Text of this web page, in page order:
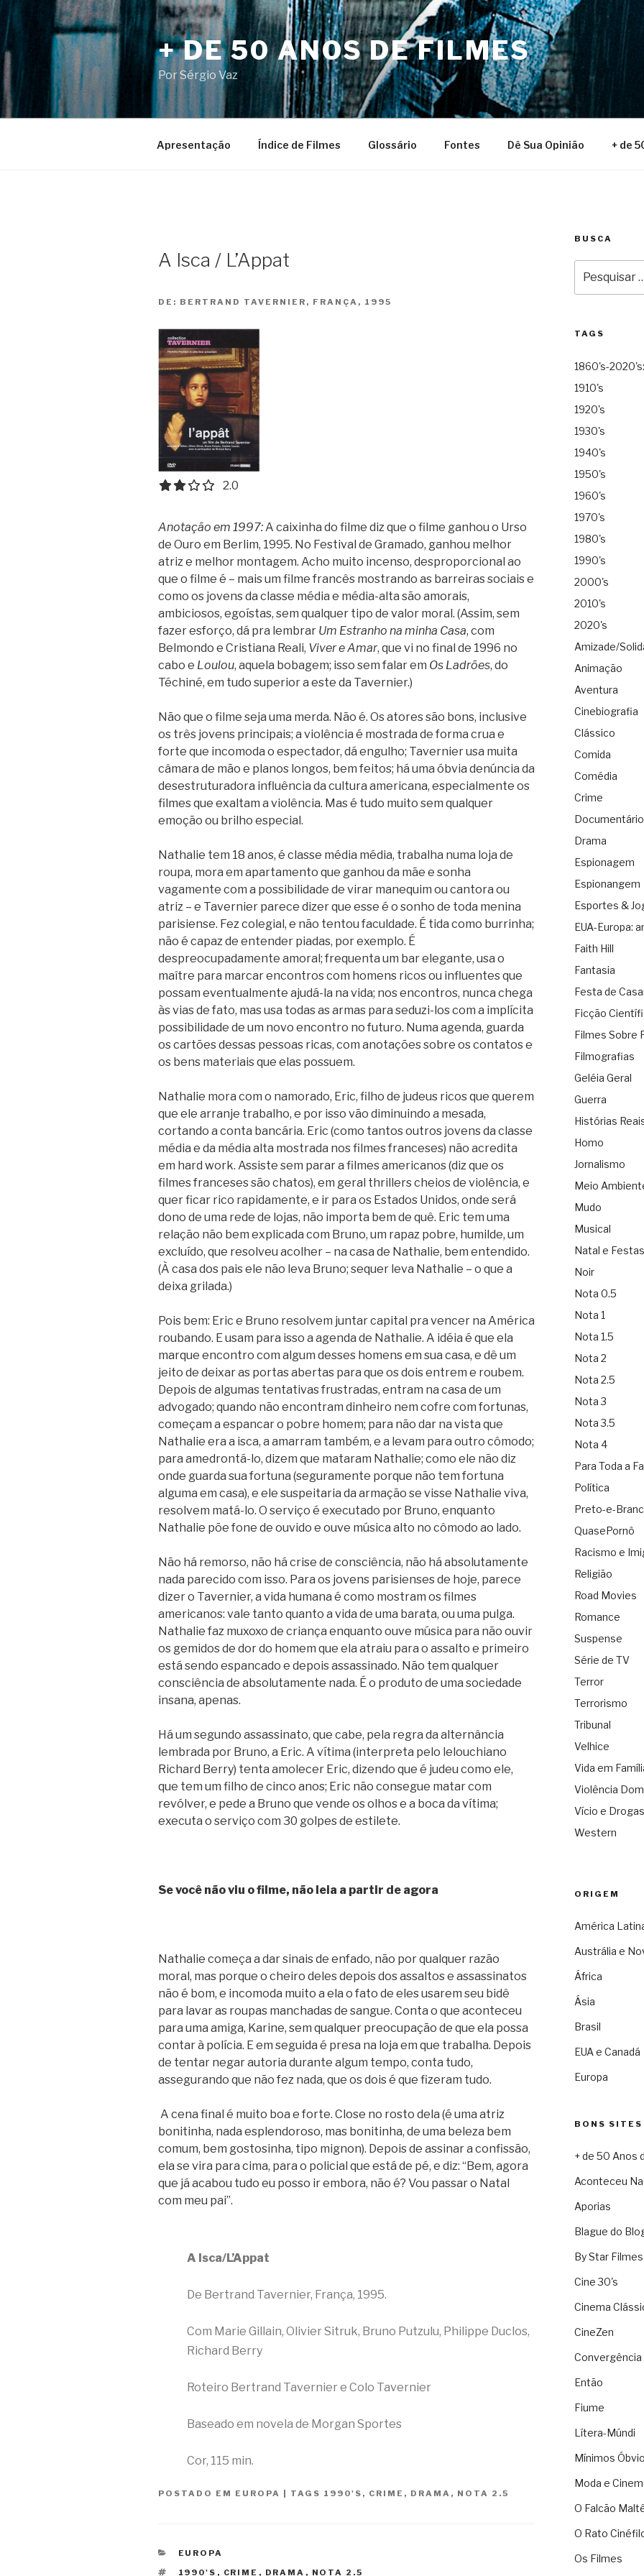
para
o
conteúdo
+ DE 50 ANOS DE FILMES
Por Sérgio Vaz
Apresentação Índice de Filmes Glossário Fontes Dê Sua Opinião + de
A Isca / L’Appat
DE: BERTRAND TAVERNIER, FRANÇA, 1995
2.0 out of 5.0 stars
2.0
Anotação em 1997: A caixinha do filme diz que o filme ganhou o Urso
de Ouro em Berlim, 1995. No Festival de Gramado, ganhou melhor
atriz e melhor montagem. Acho muito incenso, desproporcional ao
que o filme é – mais um filme francês mostrando as barreiras sociais e
como os jovens da classe média e média-alta são amorais,
ambiciosos, egoístas, sem qualquer tipo de valor moral. (Assim, sem
fazer esforço, dá pra lembrar Um Estranho na minha Casa, com
Belmondo e Cristiana Reali, Viver e Amar, que vi no final de 1996 no
cabo e Loulou, aquela bobagem; isso sem falar em Os Ladrões, do
Téchiné, em tudo superior a este da Tavernier.)
Não que o filme seja uma merda. Não é. Os atores são bons, inclusive
os três jovens principais; a violência é mostrada de forma crua e
forte que incomoda o espectador, dá engulho; Tavernier usa muita
câmara de mão e planos longos, bem feitos; há uma óbvia denúncia da
desestruturadora influência da cultura americana, especialmente os
filmes que exaltam a violência. Mas é tudo muito sem qualquer
emoção ou brilho especial.
Nathalie tem 18 anos, é classe média média, trabalha numa loja de
roupa, mora em apartamento que ganhou da mãe e sonha
vagamente com a possibilidade de virar manequim ou cantora ou
atriz – e Tavernier parece dizer que esse é o sonho de toda menina
parisiense. Fez colegial, e não tentou faculdade. É tida como burrinha;
não é capaz de entender piadas, por exemplo. É
despreocupadamente amoral; frequenta um bar elegante, usa o
maître para marcar encontros com homens ricos ou influentes que
possam eventualmente ajudá-la na vida; nos encontros, nunca chega
às vias de fato, mas usa todas as armas para seduzi-los com a implícita
possibilidade de um novo encontro no futuro. Numa agenda, guarda
os cartões dessas pessoas ricas, com anotações sobre os contatos e
os bens materiais que elas possuem.
Nathalie mora com o namorado, Eric, filho de judeus ricos que querem
que ele arranje trabalho, e por isso vão diminuindo a mesada,
cortando a conta bancária. Eric (como tantos outros jovens da classe
média e da média alta mostrada nos filmes franceses) não acredita
em hard work. Assiste sem parar a filmes americanos (diz que os
filmes franceses são chatos), em geral thrillers cheios de violência, e
quer ficar rico rapidamente, e ir para os Estados Unidos, onde será
dono de uma rede de lojas, não importa bem de quê. Eric tem uma
relação não bem explicada com Bruno, um rapaz pobre, humilde, um
excluído, que resolveu acolher – na casa de Nathalie, bem entendido.
(À casa dos pais ele não leva Bruno; sequer leva Nathalie – o que a
deixa grilada.)
Pois bem: Eric e Bruno resolvem juntar capital pra vencer na América
roubando. E usam para isso a agenda de Nathalie. A idéia é que ela
marque encontro com algum desses homens em sua casa, e dê um
jeito de deixar as portas abertas para que os dois entrem e roubem.
Depois de algumas tentativas frustradas, entram na casa de um
advogado; quando não encontram dinheiro nem cofre com fortunas,
começam a espancar o pobre homem; para não dar na vista que
Nathalie era a isca, a amarram também, e a levam para outro cômodo;
para amedrontá-lo, dizem que mataram Nathalie; como ele não diz
onde guarda sua fortuna (seguramente porque não tem fortuna
alguma em casa), e ele suspeitaria da armação se visse Nathalie viva,
resolvem matá-lo. O serviço é executado por Bruno, enquanto
Nathalie põe fone de ouvido e ouve música alto no cômodo ao lado.
Não há remorso, não há crise de consciência, não há absolutamente
nada parecido com isso. Para os jovens parisienses de hoje, parece
dizer o Tavernier, a vida humana é como mostram os filmes
americanos: vale tanto quanto a vida de uma barata, ou uma pulga.
Nathalie faz muxoxo de criança enquanto ouve música para não ouvir
os gemidos de dor do homem que ela atraiu para o assalto e primeiro
está sendo espancado e depois assassinado. Não tem qualquer
consciência de absolutamente nada. É o produto de uma sociedade
insana, apenas.
Há um segundo assassinato, que cabe, pela regra da alternância
lembrada por Bruno, a Eric. A vítima (interpreta pelo lelouchiano
Richard Berry) tenta amolecer Eric, dizendo que é judeu como ele,
que tem um filho de cinco anos; Eric não consegue matar com
revólver, e pede a Bruno que vende os olhos e a boca da vítima;
executa o serviço com 30 golpes de estilete.
Se você não viu o filme, não leia a partir de agora
Nathalie começa a dar sinais de enfado, não por qualquer razão
moral, mas porque o cheiro deles depois dos assaltos e assassinatos
não é bom, e incomoda muito a ela o fato de eles usarem seu bidê
para lavar as roupas manchadas de sangue. Conta o que aconteceu
para uma amiga, Karine, sem qualquer preocupação de que ela possa
contar à polícia. E em seguida é presa na loja em que trabalha. Depois
de tentar negar autoria durante algum tempo, conta tudo,
assegurando que não fez nada, que os dois é que fizeram tudo.
A cena final é muito boa e forte. Close no rosto dela (é uma atriz
bonitinha, nada esplendoroso, mas bonitinha, de uma beleza bem
comum, bem gostosinha, tipo mignon). Depois de assinar a confissão,
ela se vira para cima, para o policial que está de pé, e diz: “Bem, agora
que já acabou tudo eu posso ir embora, não é? Vou passar o Natal
com meu pai”.
A Isca/L’Appat
De Bertrand Tavernier, França, 1995.
Com Marie Gillain, Olivier Sitruk, Bruno Putzulu, Philippe Duclos,
Richard Berry
Roteiro Bertrand Tavernier e Colo Tavernier
Baseado em novela de Morgan Sportes
Cor, 115 min.
POSTADO EM EUROPA | TAGS 1990'S , CRIME , DRAMA , NOTA 2.5
CATEGORIAS
EUROPA
TAGS
1990'S , CRIME , DRAMA , NOTA 2.5
BUSCA
por:
TAGS
1860's-
1910's
1920's
1930's
1940's
1950's
1960's
1970's
1980's
1990's
2000's
2010's
2020's
Amizade/
Animação
Aventura
Cinebiografia
Clássico
Comida
Comédia
Crime
Documentário
Drama
Espionagem
Espionangem
Esportes &
EUA-Europa:
Faith Hill
Fantasia
Festa de
Ficção
Filmes Sobre
Filmografias
Geléia Geral
Guerra
Histórias
Homo
Jornalismo
Meio
Mudo
Musical
Natal e Festas
Noir
Nota 0.5
Nota 1
Nota 1.5
Nota 2
Nota 2.5
Nota 3
Nota 3.5
Nota 4
Para Toda a
Política
Preto-e-
QuasePornô
Racismo e
Religião
Road Movies
Romance
Suspense
Série de TV
Terror
Terrorismo
Tribunal
Velhice
Vida em
Violência
Vício e Drogas
Western
ORIGEM
América
Austrália e
África
Ásia
Brasil
EUA e Canadá
Europa
BONS SITES
+ de 50 Anos
Aconteceu
Aporias
Blague do
By Star Filmes
Cine 30's
Cinema
CineZen
Convergência
Então
Fiume
Lítera-Múndi
Mínimos
Moda e
O Falcão
O Rato
Os Filmes